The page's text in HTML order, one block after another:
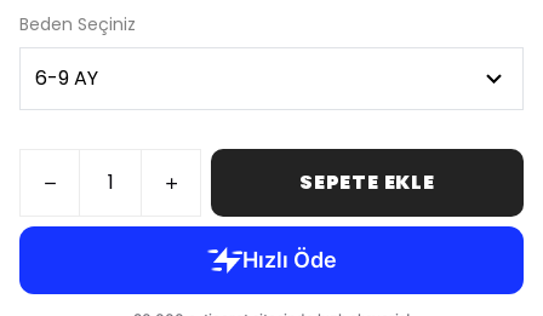
Beden Seçiniz
SEPETE EKLE